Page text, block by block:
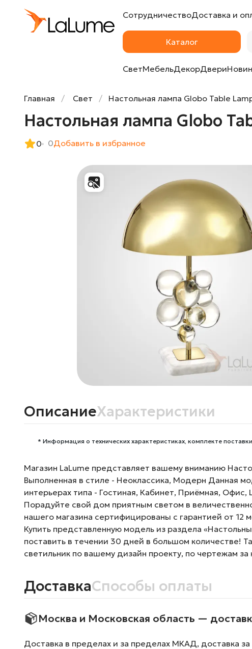
СотрудничествоДоставка и
Каталог
СветМебельДекорДвери
Главная Свет Настольная лампа Globo Table
Настольная лампа Globo
0 0Добавить в избранное
ОписаниеХарактеристики
* Информация о технических характеристиках, комплекте
Магазин LaLume представляет вашему вниманию
Выполненная в стиле - Неоклассика, Модерн Данная
интерьерах типа - Гостиная, Кабинет, Приёмная,
Порадуйте свой дом приятным светом в
нашего магазина сертифицированы с гарантией от 12
Купить представленную модель из раздела
поставить в течении 30 дней в большом количестве!
светильник по вашему дизайн проекту, по чертежам за
ДоставкаСпособы оплаты
Москва и Московская область —
Доставка в пределах и за пределах МКАД, доставка
Настольная лампа Globo Table Lamp II от